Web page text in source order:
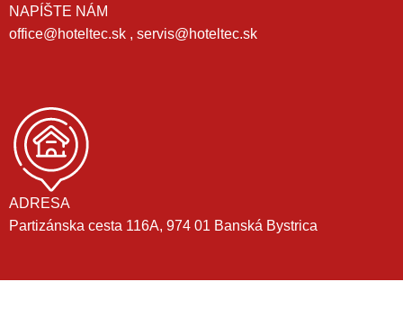
NAPÍŠTE NÁM
office@hoteltec.sk , servis@hoteltec.sk
ADRESA
Partizánska cesta 116A, 974 01 Banská Bystrica